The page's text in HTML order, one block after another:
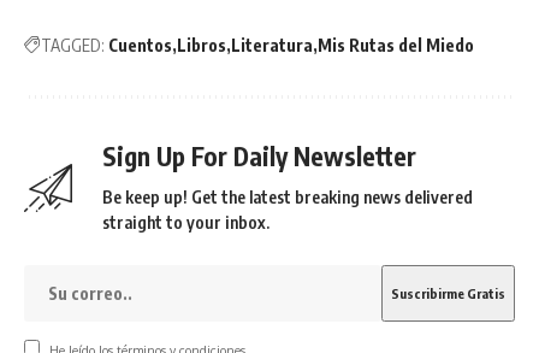
TAGGED: Cuentos Libros Literatura Mis Rutas del Miedo
Sign Up For Daily Newsletter
Be keep up! Get the latest breaking news delivered
straight to your inbox.